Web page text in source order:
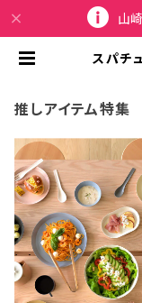
山
スパチ
推しアイテム特集